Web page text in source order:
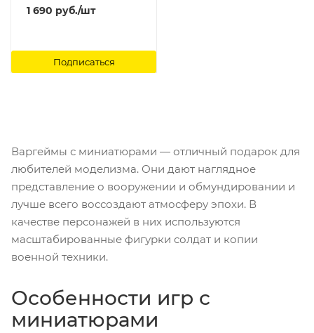
1 690 руб./шт
Подписаться
Варгеймы с миниатюрами — отличный подарок для
любителей моделизма. Они дают наглядное
представление о вооружении и обмундировании и
лучше всего воссоздают атмосферу эпохи. В
качестве персонажей в них используются
масштабированные фигурки солдат и копии
военной техники.
Особенности игр с
миниатюрами